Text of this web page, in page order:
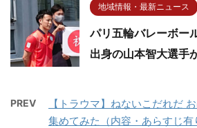
地域情報・最新ニュース
パリ五輪バレーボー
出身の山本智大選手
PREV
【トラウマ】ねないこだれだ
集めてみた（内容・あらすじ有